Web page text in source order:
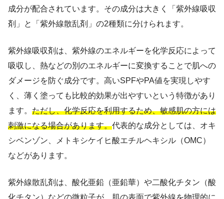
成分が配合されています。その成分は大きく「紫外線吸収
剤」と「紫外線散乱剤」の2種類に分けられます。
紫外線吸収剤は、紫外線のエネルギーを化学反応によって
吸収し、熱などの別のエネルギーに変換することで肌への
ダメージを防ぐ成分です。高いSPFやPA値を実現しやす
く、薄く塗っても比較的効果が出やすいという特徴があり
ます。 ただし、化学反応を利用するため、敏感肌の方には
刺激になる場合があります。代表的な成分としては、オキ
シベンゾン、メトキシケイヒ酸エチルヘキシル（OMC）
などがあります。
紫外線散乱剤は、酸化亜鉛（亜鉛華）や二酸化チタン（酸
化チタン）などの微粒子が、肌の表面で紫外線を物理的に